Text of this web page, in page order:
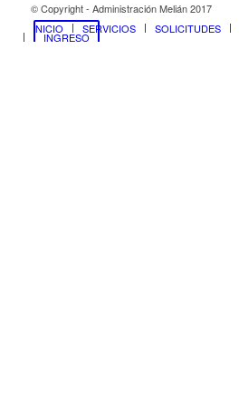
© Copyright - Administración Melián 2017
INICIO
SERVICIOS SOLICITUDES
INGRESO